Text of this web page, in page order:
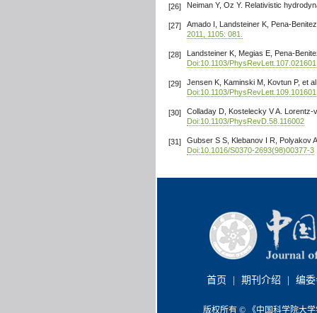
[26] Neiman Y, Oz Y. Relativistic
[27]
Amado I, Landsteiner K, Pena-
2011, 1105: 081.
[28]
Landsteiner K, Megias E, Pena-
Doi:10.1103/PhysRevLett.107.021601
[29]
Jensen K, Kaminski M, Kovtun P, et
Doi:10.1103/PhysRevLett.109.101601
[30]
Colladay D, Kostelecky V A. Lorentz-
Doi:10.1103/PhysRevD.58.116002
[31]
Gubser S S, Klebanov I R, Polyakov
Doi:10.1016/S0370-2693(98)00377-3